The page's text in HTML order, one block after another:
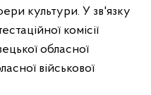
культури. У зв'язку
комісії
обласної
військової